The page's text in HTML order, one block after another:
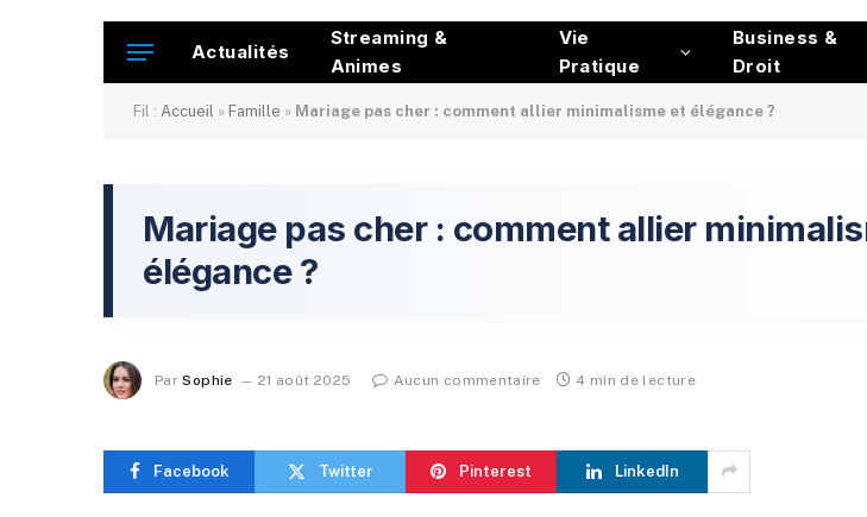
Actualités
Streaming &
Animes
Vie
Pratique
Business &
Droit
Fil : Accueil » Famille » Mariage pas cher : comment allier minimalisme et élégance ?
Mariage pas cher : comment allier
élégance ?
Par Sophie 21 août 2025 Aucun commentaire 4 min de lecture
Facebook Twitter Pinterest LinkedIn